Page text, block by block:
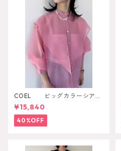
COEL ビッグカラーシアー
シャツ
¥15,840
40%OFF